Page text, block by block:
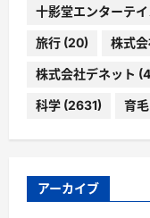
十影堂エンターテイ
旅行 (20) 株式
株式会社デネット
科学 (2631) 育毛
アーカイブ